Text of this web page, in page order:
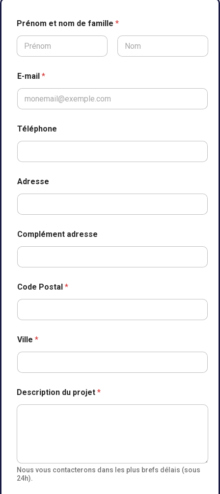
Prénom et nom de famille *
E-mail *
Téléphone
Adresse
Complément adresse
Code Postal *
Ville *
t
P
n
o
m
Description du projet *
Nous vous contacterons dans les plus brefs délais (sous
24h).